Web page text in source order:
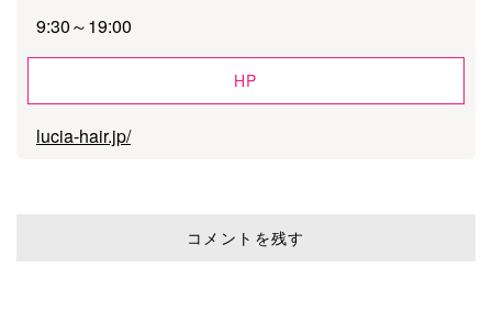
9:30～19:00
HP
lucia-hair.jp/
コメントを残す